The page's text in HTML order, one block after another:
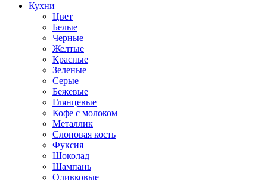
Кухни
Цвет
Белые
Черные
Желтые
Красные
Зеленые
Серые
Бежевые
Глянцевые
Кофе с молоком
Металлик
Слоновая кость
Фуксия
Шоколад
Шампань
Оливковые